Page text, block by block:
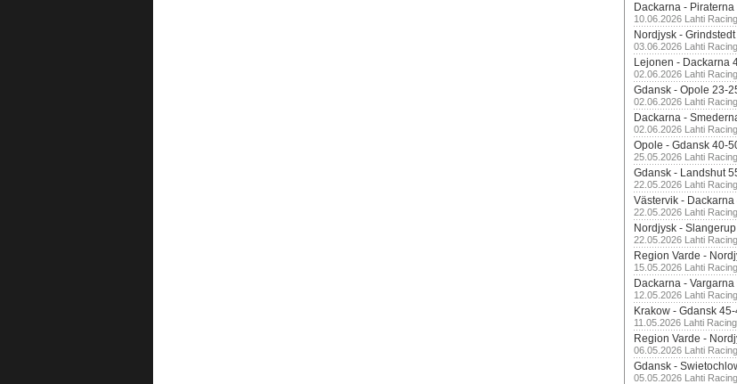
Dackarna -
10.06.2026 Lahti Racing
Nordjysk -
03.06.2026 Lahti Racing
Lejonen - Dackarna
02.06.2026 Lahti Racing
Gdansk - Opole 23-
02.06.2026 Lahti Racing
Dackarna -
02.06.2026 Lahti Racing
Opole - Gdansk 40-
25.05.2026 Lahti Racing
Gdansk - Landshut
22.05.2026 Lahti Racing
Västervik - Dackarna
22.05.2026 Lahti Racing
Nordjysk -
22.05.2026 Lahti Racing
Region Varde -
15.05.2026 Lahti Racing
Dackarna - Vargarna
12.05.2026 Lahti Racing
Krakow - Gdansk 45-
11.05.2026 Lahti Racing
Region Varde -
06.05.2026 Lahti Racing
Gdansk -
05.05.2026 Lahti Racing